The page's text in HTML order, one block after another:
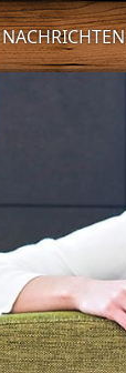
NACHRICHTEN